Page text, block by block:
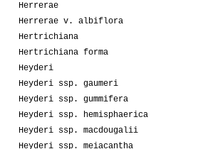
Herrerae
Herrerae v. albiflora
Hertrichiana
Hertrichiana forma
Heyderi
Heyderi ssp. gaumeri
Heyderi ssp. gummifera
Heyderi ssp. hemisphaerica
Heyderi ssp. macdougalii
Heyderi ssp. meiacantha